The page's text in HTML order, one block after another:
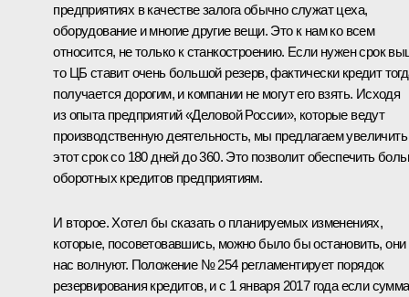
предприятиях в качестве залога обычно служат цеха,
оборудование и многие другие вещи. Это к нам ко всем
относится, не только к станкостроению. Если нужен срок
то ЦБ ставит очень большой резерв, фактически кредит
получается дорогим, и компании не могут его взять. Исходя
из опыта предприятий «Деловой России», которые ведут
производственную деятельность, мы предлагаем увеличить
этот срок со 180 дней до 360. Это позволит обеспечить
оборотных кредитов предприятиям.
И второе. Хотел бы сказать о планируемых изменениях,
которые, посоветовавшись, можно было бы остановить, они
нас волнуют. Положение № 254 регламентирует порядок
резервирования кредитов, и с 1 января 2017 года если сумма